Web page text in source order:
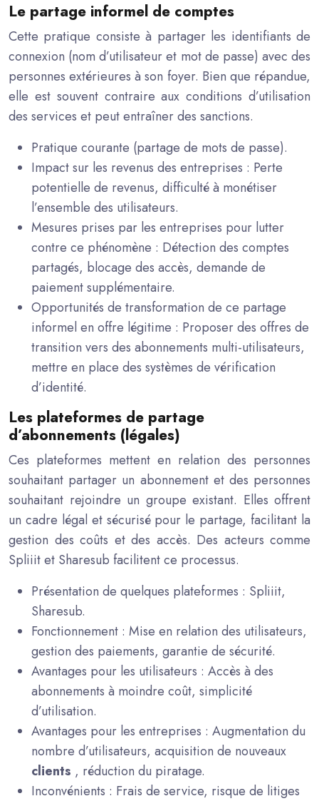
Le partage informel de comptes
Cette pratique consiste à partager les identifiants de
connexion (nom d’utilisateur et mot de passe) avec des
personnes extérieures à son foyer. Bien que répandue,
elle est souvent contraire aux conditions d’utilisation
des services et peut entraîner des sanctions.
Pratique courante (partage de mots de passe).
Impact sur les revenus des entreprises : Perte
potentielle de revenus, difficulté à monétiser
l’ensemble des utilisateurs.
Mesures prises par les entreprises pour lutter
contre ce phénomène : Détection des comptes
partagés, blocage des accès, demande de
paiement supplémentaire.
Opportunités de transformation de ce partage
informel en offre légitime : Proposer des offres de
transition vers des abonnements multi-utilisateurs,
mettre en place des systèmes de vérification
d’identité.
Les plateformes de partage
d’abonnements (légales)
Ces plateformes mettent en relation des personnes
souhaitant partager un abonnement et des personnes
souhaitant rejoindre un groupe existant. Elles offrent
un cadre légal et sécurisé pour le partage, facilitant la
gestion des coûts et des accès. Des acteurs comme
Spliiit et Sharesub facilitent ce processus.
Présentation de quelques plateformes : Spliiit,
Sharesub.
Fonctionnement : Mise en relation des utilisateurs,
gestion des paiements, garantie de sécurité.
Avantages pour les utilisateurs : Accès à des
abonnements à moindre coût, simplicité
d’utilisation.
Avantages pour les entreprises : Augmentation du
nombre d’utilisateurs, acquisition de nouveaux
clients , réduction du piratage.
Inconvénients : Frais de service, risque de litiges